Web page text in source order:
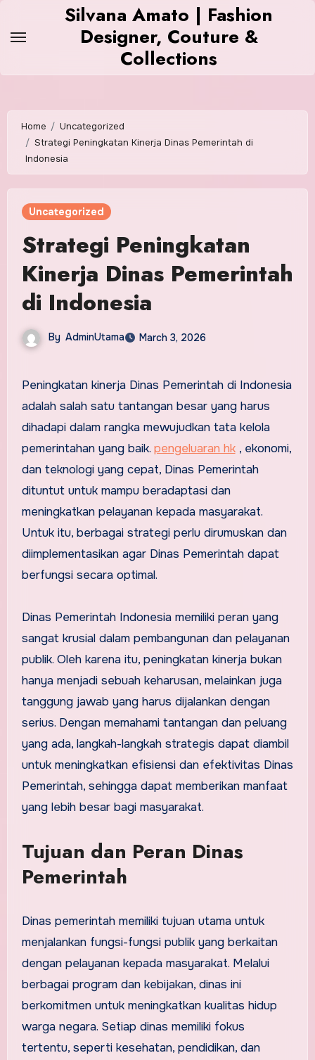
Silvana Amato | Fashion
Designer, Couture &
Collections
Home
Uncategorized
Strategi Peningkatan Kinerja Dinas Pemerintah di
Indonesia
Uncategorized
Strategi Peningkatan
Kinerja Dinas Pemerintah
di Indonesia
By AdminUtama March 3, 2026
Peningkatan kinerja Dinas Pemerintah di Indonesia
adalah salah satu tantangan besar yang harus
dihadapi dalam rangka mewujudkan tata kelola
pemerintahan yang baik. pengeluaran hk, ekonomi,
dan teknologi yang cepat, Dinas Pemerintah
dituntut untuk mampu beradaptasi dan
meningkatkan pelayanan kepada masyarakat.
Untuk itu, berbagai strategi perlu dirumuskan dan
diimplementasikan agar Dinas Pemerintah dapat
berfungsi secara optimal.
Dinas Pemerintah Indonesia memiliki peran yang
sangat krusial dalam pembangunan dan pelayanan
publik. Oleh karena itu, peningkatan kinerja bukan
hanya menjadi sebuah keharusan, melainkan juga
tanggung jawab yang harus dijalankan dengan
serius. Dengan memahami tantangan dan peluang
yang ada, langkah-langkah strategis dapat diambil
untuk meningkatkan efisiensi dan efektivitas Dinas
Pemerintah, sehingga dapat memberikan manfaat
yang lebih besar bagi masyarakat.
Tujuan dan Peran Dinas
Pemerintah
Dinas pemerintah memiliki tujuan utama untuk
menjalankan fungsi-fungsi publik yang berkaitan
dengan pelayanan kepada masyarakat. Melalui
berbagai program dan kebijakan, dinas ini
berkomitmen untuk meningkatkan kualitas hidup
warga negara. Setiap dinas memiliki fokus
tertentu, seperti kesehatan, pendidikan, dan